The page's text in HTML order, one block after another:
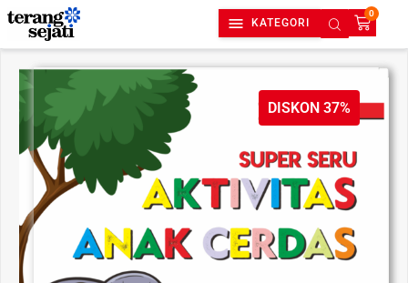
KATEGORI
0
DISKON 37%